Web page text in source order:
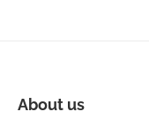
About us